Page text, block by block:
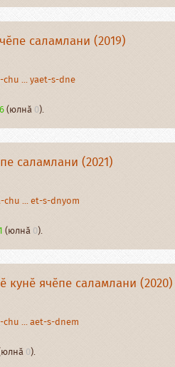
саламлани (2019)
... yaet-s-dne
(юлнӑ0).
саламлани (2021)
... et-s-dnyom
(юлнӑ0).
кунӗ ячӗпе саламлани (2020)
... aet-s-dnem
0).